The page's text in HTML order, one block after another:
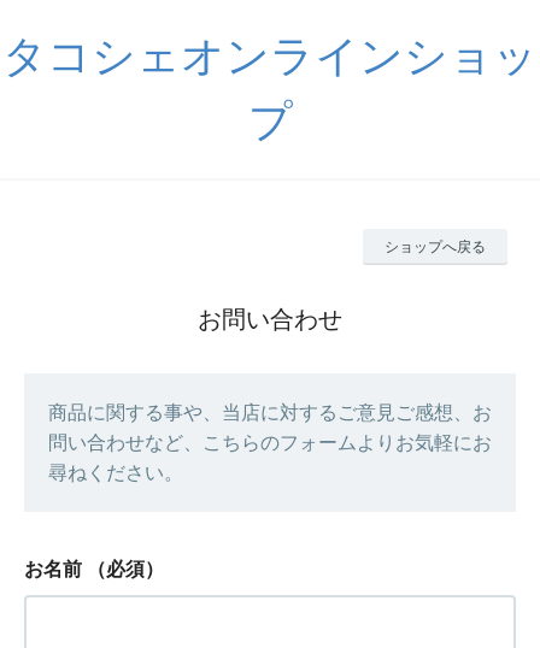
タコシェオンラインショッ
プ
ショップへ戻る
お問い合わせ
商品に関する事や、当店に対するご意見ご感想、お
問い合わせなど、こちらのフォームよりお気軽にお
尋ねください。
お名前 （必須）